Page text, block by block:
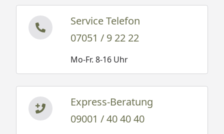
Service Telefon
07051 / 9 22 22
Mo-Fr. 8-16 Uhr
Express-Beratung
09001 / 40 40 40